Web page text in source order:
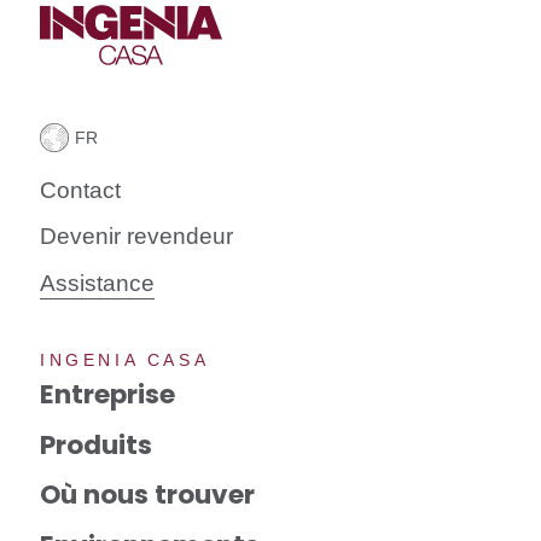
Contact
Devenir revendeur
Assistance
INGENIA CASA
Entreprise
Produits
Où nous trouver